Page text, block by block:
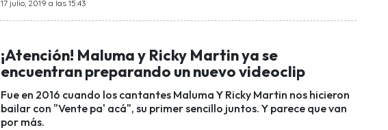
17 julio, 2019 a las 15:43
¡Atención! Maluma y Ricky Martin ya se
encuentran preparando un nuevo videoclip
Fue en 2016 cuando los cantantes Maluma Y Ricky Martin nos hicieron
bailar con "Vente pa' acá", su primer sencillo juntos. Y parece que van
por más.